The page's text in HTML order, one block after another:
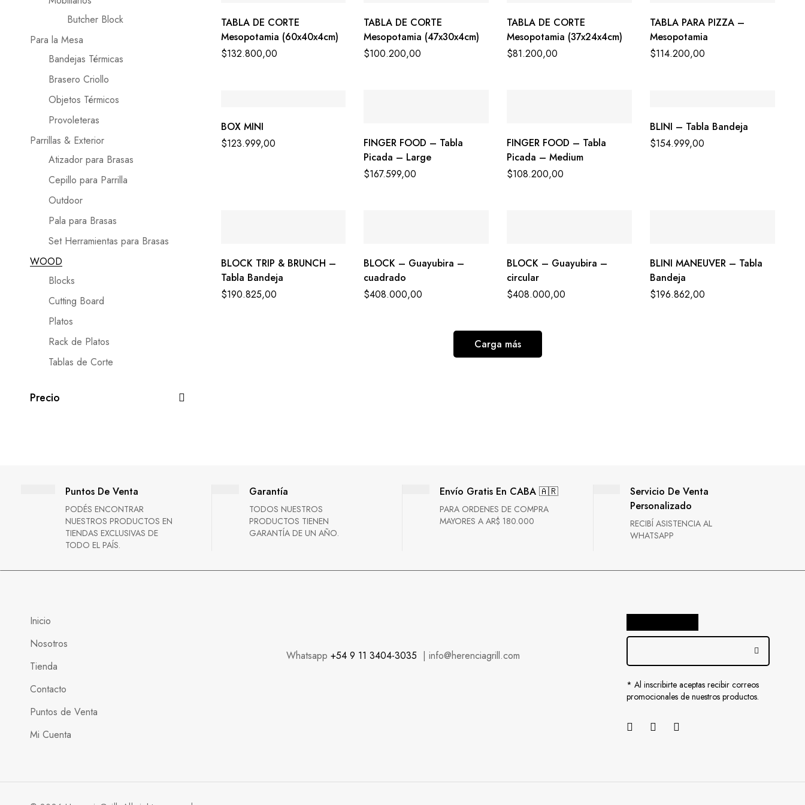
Butcher Block
Para la Mesa
Bandejas Térmicas
Brasero Criollo
Objetos Térmicos
Provoleteras
Parrillas & Exterior
Atizador para Brasas
Cepillo para Parrilla
Outdoor
Pala para Brasas
Set Herramientas para Brasas
WOOD
Blocks
Cutting Board
Platos
Rack de Platos
Tablas de Corte
Precio
TABLA DE CORTE
Mesopotamia (60x40x4cm)
$132.800,00
TABLA DE CORTE
Mesopotamia (47x30x4cm)
$100.200,00
TABLA DE CORTE
Mesopotamia (37x24x4cm)
$81.200,00
TABLA PARA PIZZA –
Mesopotamia
$114.200,00
BOX MINI
$123.999,00
FINGER FOOD – Tabla
Picada – Large
$167.599,00
FINGER FOOD – Tabla
Picada – Medium
$108.200,00
BLINI – Tabla Bandeja
$154.999,00
BLOCK TRIP & BRUNCH –
Tabla Bandeja
$190.825,00
BLOCK – Guayubira –
cuadrado
$408.000,00
BLOCK – Guayubira –
circular
$408.000,00
BLINI MANEUVER – Tabla
Bandeja
$196.862,00
Carga más
Puntos De Venta
PODÉS ENCONTRAR
NUESTROS PRODUCTOS EN
TIENDAS EXCLUSIVAS DE
TODO EL PAÍS.
Garantía
TODOS NUESTROS
PRODUCTOS TIENEN
GARANTÍA DE UN AÑO.
Envío Gratis En CABA 🇦🇷
PARA ORDENES DE COMPRA
MAYORES A AR$ 180.000
Servicio De Venta
Personalizado
RECIBÍ ASISTENCIA AL
WHATSAPP
Inicio
Nosotros
Tienda
Contacto
Puntos de Venta
Mi Cuenta
Whatsapp+54 9 11 3404-3035 | info@herenciagrill.com
* Al inscribirte aceptas recibir correos
promocionales de nuestros productos.